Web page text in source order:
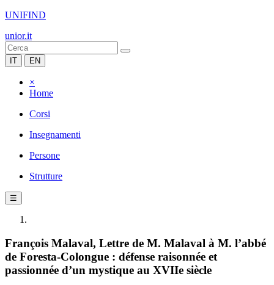
UNIFIND
unior.it
IT EN
×
Home
Corsi
Insegnamenti
Persone
Strutture
☰
François Malaval, Lettre de M. Malaval à M. l’abbé
de Foresta-Colongue : défense raisonnée et
passionnée d’un mystique au XVIIe siècle